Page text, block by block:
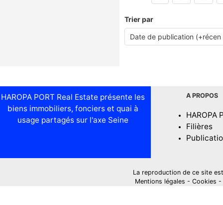
Trier par
HAROPA PORT Real Estate présente les
biens immobiliers, fonciers et quai à
usage partagés sur l'axe Seine
A PROPOS
HAROPA
Filières
La reproduction de ce site
Mentions légales - Cookies -